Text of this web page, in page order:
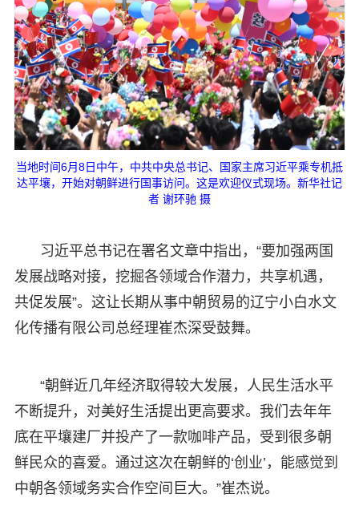
当地时间6月8日中午，中共中央总书记、国家主席习近平乘专机抵
达平壤，开始对朝鲜进行国事访问。这是欢迎仪式现场。新华社记
者 谢环驰 摄
习近平总书记在署名文章中指出，“要加强两国
发展战略对接，挖掘各领域合作潜力，共享机遇，
共促发展”。这让长期从事中朝贸易的辽宁小白水文
化传播有限公司总经理崔杰深受鼓舞。
“朝鲜近几年经济取得较大发展，人民生活水平
不断提升，对美好生活提出更高要求。我们去年年
底在平壤建厂并投产了一款咖啡产品，受到很多朝
鲜民众的喜爱。通过这次在朝鲜的‘创业’，能感觉到
中朝各领域务实合作空间巨大。”崔杰说。